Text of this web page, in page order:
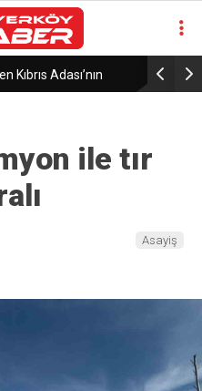
Adası’nın Bakan
ile tır
Asayiş